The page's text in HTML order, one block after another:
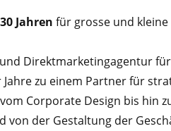
Jahren für grosse und
Direktmarketingagentur
Jahre zu einem Partner für
Corporate Design bis hin
von der Gestaltung der